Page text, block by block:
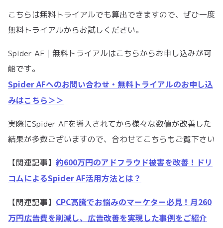
こちらは無料トライアルでも算出できますので、ぜひ一度
無料トライアルからお試しください。
Spider AF｜無料トライアルはこちらからお申し込みが可
能です。
Spider AFへのお問い合わせ・無料トライアルのお申し込
みはこちら＞＞
実際にSpider AFを導入されてから様々な数値が改善した
結果が多数ございますので、合わせてこちらもご覧下さい
【関連記事】 約600万円のアドフラウド被害を改善！ドリ
コムによるSpider AF活用方法とは？
【関連記事】 CPC高騰でお悩みのマーケター必見！月260
万円広告費を削減し、広告改善を実現した事例をご紹介